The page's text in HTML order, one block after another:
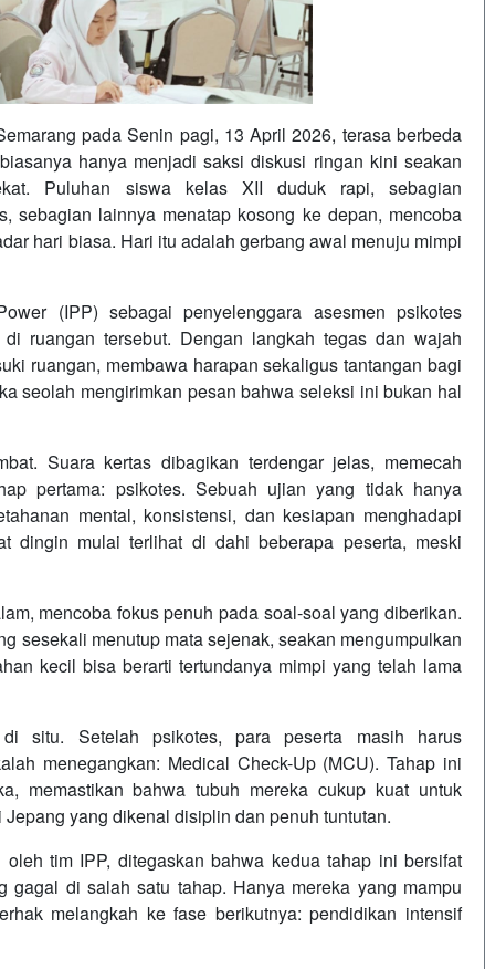
pada Senin pagi, 13 April 2026, terasa berbeda
hanya menjadi saksi diskusi ringan kini seakan
Puluhan siswa kelas XII duduk rapi, sebagian
sebagian lainnya menatap kosong ke depan, mencoba
hari biasa. Hari itu adalah gerbang awal menuju mimpi
(IPP) sebagai penyelenggara asesmen psikotes
ruangan tersebut. Dengan langkah tegas dan wajah
ruangan, membawa harapan sekaligus tantangan bagi
seolah mengirimkan pesan bahwa seleksi ini bukan hal
Suara kertas dibagikan terdengar jelas, memecah
pertama: psikotes. Sebuah ujian yang tidak hanya
mental, konsistensi, dan kesiapan menghadapi
dingin mulai terlihat di dahi beberapa peserta, meski
mencoba fokus penuh pada soal-soal yang diberikan.
sesekali menutup mata sejenak, seakan mengumpulkan
kecil bisa berarti tertundanya mimpi yang telah lama
situ. Setelah psikotes, para peserta masih harus
menegangkan: Medical Check-Up (MCU). Tahap ini
memastikan bahwa tubuh mereka cukup kuat untuk
yang dikenal disiplin dan penuh tuntutan.
tim IPP, ditegaskan bahwa kedua tahap ini bersifat
gagal di salah satu tahap. Hanya mereka yang mampu
melangkah ke fase berikutnya: pendidikan intensif